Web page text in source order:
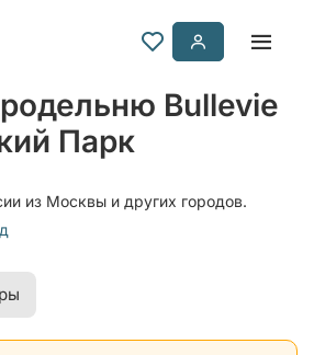
Bullevie
Парк
из Москвы и других городов.